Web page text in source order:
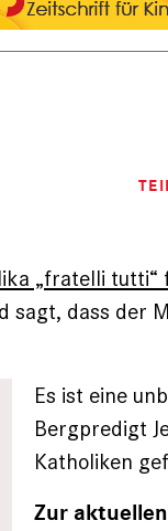
„fratelli
sagt, dass der
Es ist eine
Bergpredigt
Katholiken
Zur